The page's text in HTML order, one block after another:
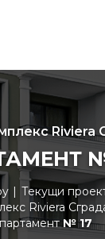
Riviera
Текущи
Riviera
№ 17